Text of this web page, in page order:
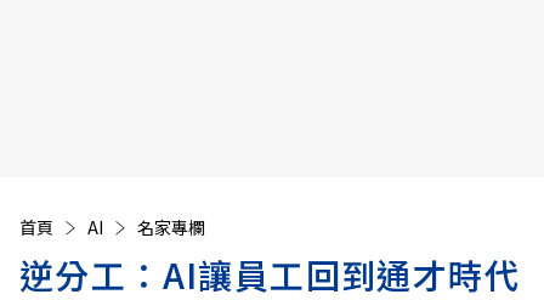
首頁 AI 名家專欄
逆分工：AI讓員工回到通才時代